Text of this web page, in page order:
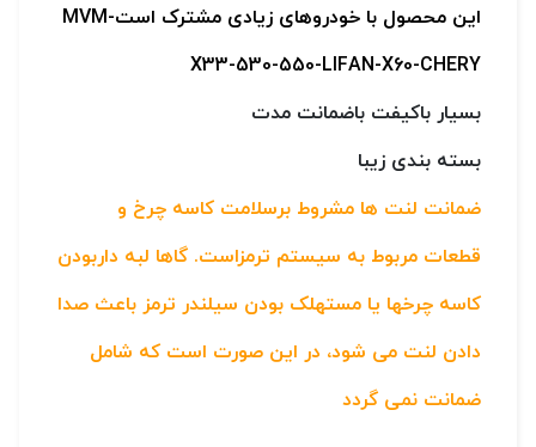
این محصول با خودروهای زیادی مشترک استMVM-
X33-530-550-LIFAN-X60-CHERY
بسیار باکیفت باضمانت مدت
بسته بندی زیبا
ضمانت لنت ها مشروط برسلامت کاسه چرخ و
قطعات مربوط به سیستم ترمزاست. گاها لبه داربودن
کاسه چرخها یا مستهلک بودن سیلندر ترمز باعث صدا
دادن لنت می شود، در این صورت است که شامل
ضمانت نمی گردد